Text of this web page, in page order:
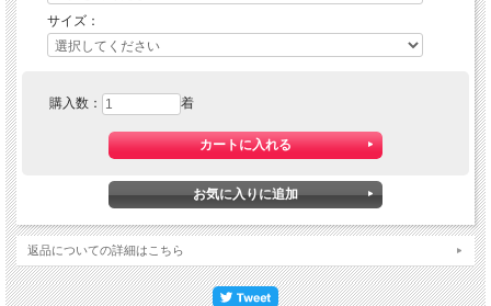
サイズ：
購入数： 着
返品についての詳細はこちら